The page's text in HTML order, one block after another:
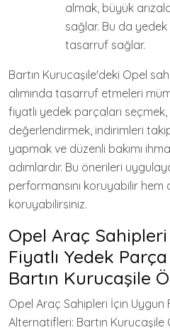
almak, büyük
sağlar. Bu da yedek
tasarruf sağlar.
Bartın Kurucaşile'deki Opel
alımında tasarruf etmeleri
fiyatlı yedek parçaları
değerlendirmek, indirimleri
yapmak ve düzenli bakımı
adımlardır. Bu önerileri
performansını koruyabilir hem
koruyabilirsiniz.
Opel Araç
Fiyatlı Yedek
Bartın Kurucaşile
Opel Araç Sahipleri İçin Uygun
Alternatifleri: Bartın Kurucaşile